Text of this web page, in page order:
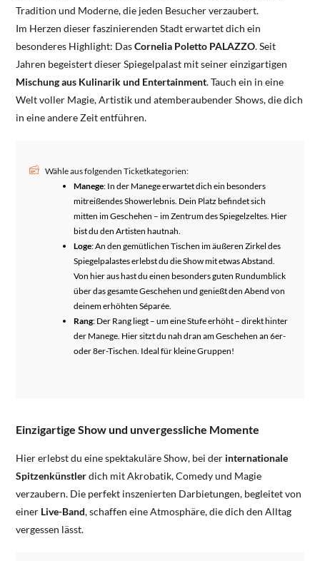
Tradition und Moderne, die jeden Besucher verzaubert.
Im Herzen dieser faszinierenden Stadt erwartet dich ein
besonderes Highlight: DasCornelia Poletto PALAZZO. Seit
Jahren begeistert dieser Spiegelpalast mit seiner einzigartigen
Mischung aus Kulinarik und Entertainment. Tauch ein in eine
Welt voller Magie, Artistik und atemberaubender Shows, die dich
in eine andere Zeit entführen.
Wähle aus folgenden Ticketkategorien:
Manege: In der Manege erwartet dich ein besonders
mitreißendes Showerlebnis. Dein Platz befindet sich
mitten im Geschehen – im Zentrum des Spiegelzeltes. Hier
bist du den Artisten hautnah.
Loge: An den gemütlichen Tischen im äußeren Zirkel des
Spiegelpalastes erlebst du die Show mit etwas Abstand.
Von hier aus hast du einen besonders guten Rundumblick
über das gesamte Geschehen und genießt den Abend von
deinem erhöhten Séparée.
Rang: Der Rang liegt – um eine Stufe erhöht – direkt hinter
der Manege. Hier sitzt du nah dran am Geschehen an 6er-
oder 8er-Tischen. Ideal für kleine Gruppen!
Einzigartige Show und unvergessliche Momente
Hier erlebst du eine spektakuläre Show, bei der internationale
Spitzenkünstlerdich mit Akrobatik, Comedy und Magie
verzaubern. Die perfekt inszenierten Darbietungen, begleitet von
einer Live-Band, schaffen eine Atmosphäre, die dich den Alltag
vergessen lässt.